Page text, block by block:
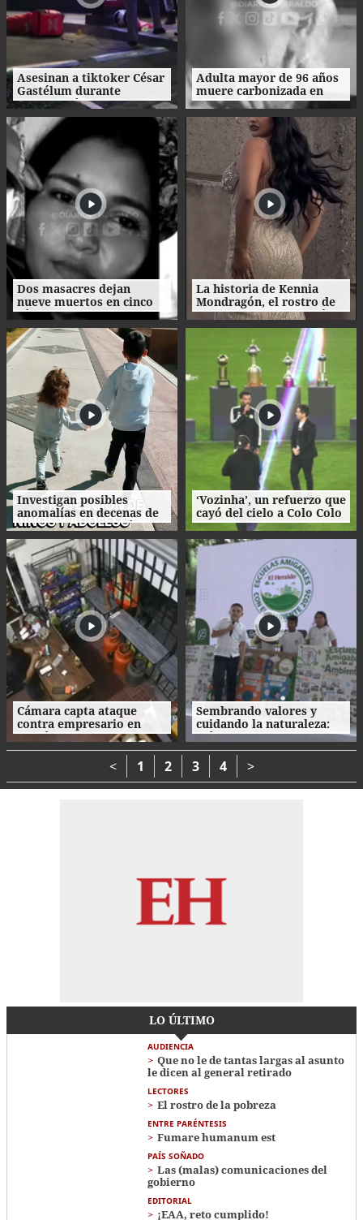
Asesinan a tiktoker César
Gastélum durante
transmisión en vivo en
México
Adulta mayor de 96 años
muere carbonizada en
incendio en San Manuel,
Cortés
Dos masacres dejan
nueve muertos en cinco
días en el norte de
Honduras
La historia de Kennia
Mondragón, el rostro de
Miss Francisco Morazán
que busca la corona
Investigan posibles
anomalías en decenas de
procesos de adopción en
Honduras
‘Vozinha’, un refuerzo que
cayó del cielo a Colo Colo
como su camiseta en la
bienvenida
Cámara capta ataque
contra empresario en
Danlí
Sembrando valores y
cuidando la naturaleza:
así fue la clausura de las
Escuelas Amigables con el
Ambiente
< 1 2 3 4 >
LO ÚLTIMO
AUDIENCIA
Que no le de tantas largas al asunto
le dicen al general retirado
LECTORES
El rostro de la pobreza
ENTRE PARÉNTESIS
Fumare humanum est
PAÍS SOÑADO
Las (malas) comunicaciones del
gobierno
EDITORIAL
¡EAA, reto cumplido!